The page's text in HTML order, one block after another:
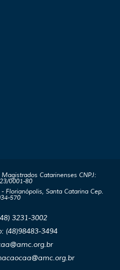
Catarinenses CNPJ:
0001-80
Florianópolis, Santa Catarina Cep.
570
3231-3002
(48)98483-3494